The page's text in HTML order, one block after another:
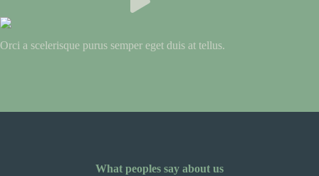
Orci a scelerisque purus semper eget duis at tellus.
What peoples say about us